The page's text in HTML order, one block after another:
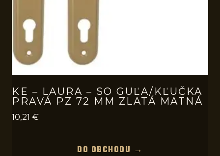
KE – LAURA – SO GUĽA/KĽUČKA
PRAVÁ PZ 72 MM ZLATÁ MATNÁ
10,21 €
DO OBCHODU →